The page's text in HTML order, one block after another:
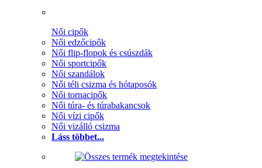
Női cipők
Női edzőcipők
Női flip-flopok és csúszdák
Női sportcipők
Női szandálok
Női téli csizma és hótaposók
Női tornacipők
Női túra- és túrabakancsok
Női vízi cipők
Női vizálló csizma
Láss többet...